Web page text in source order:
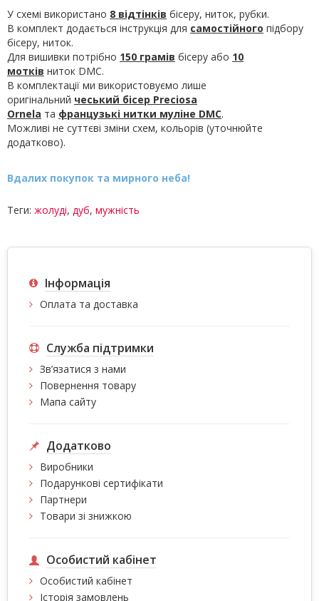
У схемі використано 8 відтінків бісеру, ниток, рубки.
В комплект додається інструкція для самостійного підбору
бісеру, ниток.
Для вишивки потрібно 150 грамів бісеру або 10
мотків ниток DMC.
В комплектації ми використовуємо лише
оригінальний чеський бісер Preciosa
Ornela та французькі нитки муліне DMC.
Можливі не суттєві зміни схем, кольорів (уточнюйте
додатково).
Вдалих покупок та мирного неба!
Теги: жолуді, дуб, мужність
Інформація
Оплата та доставка
Служба підтримки
Зв’язатися з нами
Повернення товару
Мапа сайту
Додатково
Виробники
Подарункові сертифікати
Партнери
Товари зі знижкою
Особистий кабінет
Особистий кабінет
Історія замовлень